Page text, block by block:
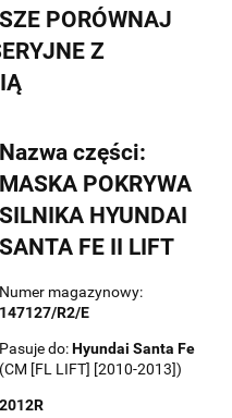
PORÓWNAJ
Z
Nazwa części:
MASKA POKRYWA
SILNIKA HYUNDAI
SANTA FE II LIFT
Numer magazynowy:
147127/R2/E
Pasuje do:Hyundai Santa Fe
(CM [FL LIFT] [2010-2013])
2012R